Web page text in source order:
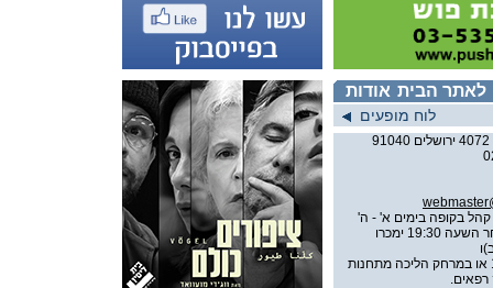
אודות לאתר הבית
לוח מופעים
בקופה בימים א' - ה'
בשעות 9:30 עד 19:30 (לאחר השעה 19:30 ימכרו
אוטובוס מספר 13 או במרחק הליכה מתחנות
רפאים.